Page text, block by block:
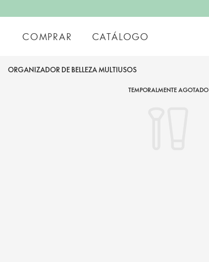
COMPRAR CATÁLOGO
ORGANIZADOR DE BELLEZA MULTIUSOS
TEMPORALMENTE AGOTADO